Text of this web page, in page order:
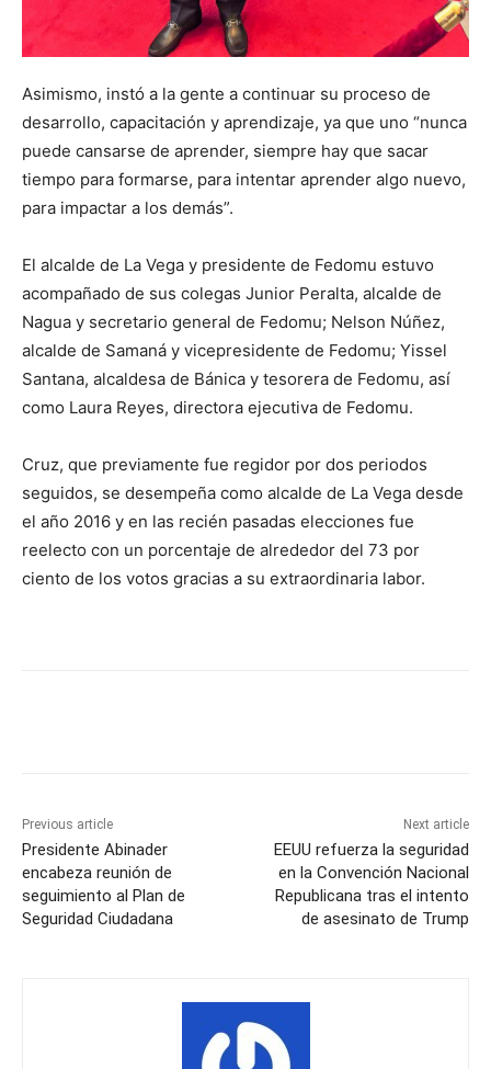
Asimismo, instó a la gente a continuar su proceso de
desarrollo, capacitación y aprendizaje, ya que uno “nunca
puede cansarse de aprender, siempre hay que sacar
tiempo para formarse, para intentar aprender algo nuevo,
para impactar a los demás”.
El alcalde de La Vega y presidente de Fedomu estuvo
acompañado de sus colegas Junior Peralta, alcalde de
Nagua y secretario general de Fedomu; Nelson Núñez,
alcalde de Samaná y vicepresidente de Fedomu; Yissel
Santana, alcaldesa de Bánica y tesorera de Fedomu, así
como Laura Reyes, directora ejecutiva de Fedomu.
Cruz, que previamente fue regidor por dos periodos
seguidos, se desempeña como alcalde de La Vega desde
el año 2016 y en las recién pasadas elecciones fue
reelecto con un porcentaje de alrededor del 73 por
ciento de los votos gracias a su extraordinaria labor.
Previous article
Presidente Abinader
encabeza reunión de
seguimiento al Plan de
Seguridad Ciudadana
Next article
EEUU refuerza la seguridad
en la Convención Nacional
Republicana tras el intento
de asesinato de Trump